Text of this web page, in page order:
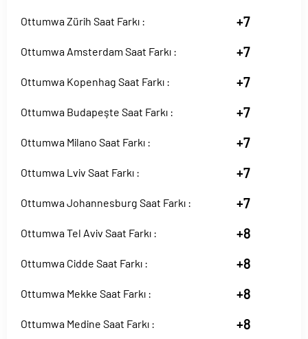
Ottumwa Zürih Saat Farkı : +7
Ottumwa Amsterdam Saat Farkı : +7
Ottumwa Kopenhag Saat Farkı : +7
Ottumwa Budapeşte Saat Farkı : +7
Ottumwa Milano Saat Farkı : +7
Ottumwa Lviv Saat Farkı : +7
Ottumwa Johannesburg Saat Farkı : +7
Ottumwa Tel Aviv Saat Farkı : +8
Ottumwa Cidde Saat Farkı : +8
Ottumwa Mekke Saat Farkı : +8
Ottumwa Medine Saat Farkı : +8